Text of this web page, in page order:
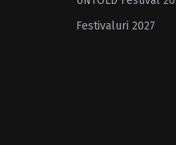
Festivaluri 2027